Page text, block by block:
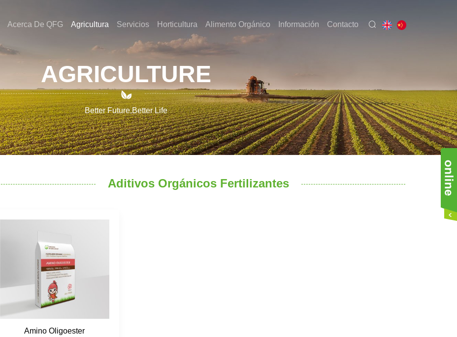
Acerca De QFG Agricultura Servicios Horticultura Alimento Orgánico Información Contacto
AGRICULTURE

Better Future,Better Life
Aditivos Orgánicos Fertilizantes
Amino Oligoester